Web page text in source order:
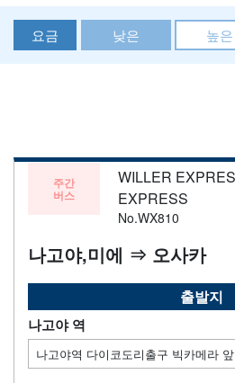
요금 낮은 높은
주간
버스
WILLER
EXPRESS
No.WX810
나고야,미에 ⇒ 오사카
출발지
나고야 역
나고야역 다이코도리출구 빅카메라 앞